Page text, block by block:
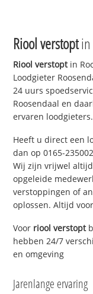
Riool verstoptin
Riool verstoptin
Loodgieter
24 uurs
Roosendaal en
ervaren loodgieters.
Heeft u direct een
dan op 0165-
Wij zijn vrijwel
opgeleide
verstoppingen of
oplossen. Altijd
Voor riool verstopt
hebben 24/7
en omgeving
Jarenlange ervaring